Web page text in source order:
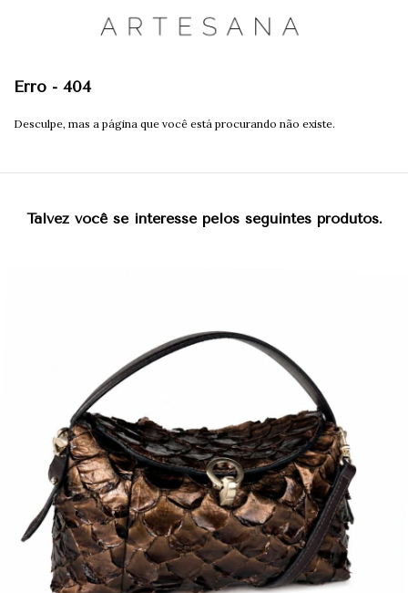
Erro - 404
Desculpe, mas a página que você está procurando não existe.
Talvez você se interesse pelos seguintes produtos.